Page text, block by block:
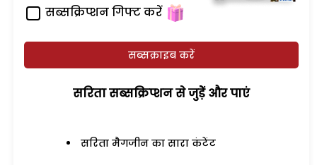
सब्सक्रिप्शन गिफ्ट करें
सब्सक्राइब करें
सरिता सब्सक्रिप्शन से जुड़ेें और पाएं
सरिता मैगजीन का सारा कंटेंट